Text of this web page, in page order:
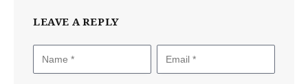
LEAVE A REPLY